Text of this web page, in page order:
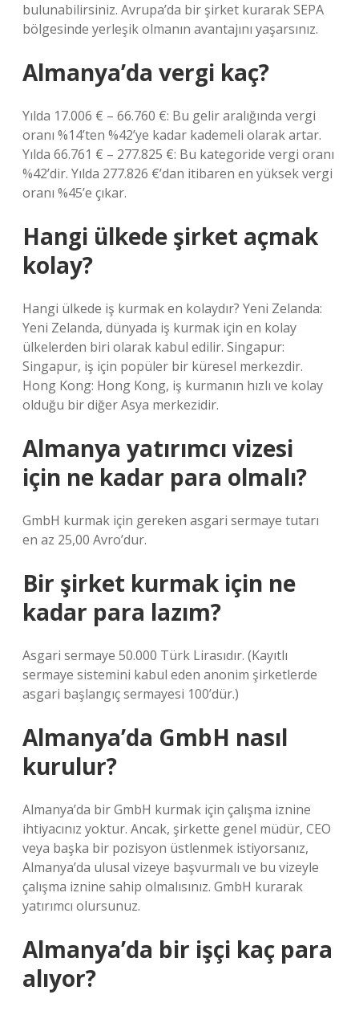
bulunabilirsiniz. Avrupa’da bir şirket kurarak SEPA
bölgesinde yerleşik olmanın avantajını yaşarsınız.
Almanya’da vergi kaç?
Yılda 17.006 € – 66.760 €: Bu gelir aralığında vergi
oranı %14’ten %42’ye kadar kademeli olarak artar.
Yılda 66.761 € – 277.825 €: Bu kategoride vergi oranı
%42’dir. Yılda 277.826 €’dan itibaren en yüksek vergi
oranı %45’e çıkar.
Hangi ülkede şirket açmak
kolay?
Hangi ülkede iş kurmak en kolaydır? Yeni Zelanda:
Yeni Zelanda, dünyada iş kurmak için en kolay
ülkelerden biri olarak kabul edilir. Singapur:
Singapur, iş için popüler bir küresel merkezdir.
Hong Kong: Hong Kong, iş kurmanın hızlı ve kolay
olduğu bir diğer Asya merkezidir.
Almanya yatırımcı vizesi
için ne kadar para olmalı?
GmbH kurmak için gereken asgari sermaye tutarı
en az 25,00 Avro’dur.
Bir şirket kurmak için ne
kadar para lazım?
Asgari sermaye 50.000 Türk Lirasıdır. (Kayıtlı
sermaye sistemini kabul eden anonim şirketlerde
asgari başlangıç ​​sermayesi 100’dür.)
Almanya’da GmbH nasıl
kurulur?
Almanya’da bir GmbH kurmak için çalışma iznine
ihtiyacınız yoktur. Ancak, şirkette genel müdür, CEO
veya başka bir pozisyon üstlenmek istiyorsanız,
Almanya’da ulusal vizeye başvurmalı ve bu vizeyle
çalışma iznine sahip olmalısınız. GmbH kurarak
yatırımcı olursunuz.
Almanya’da bir işçi kaç para
alıyor?